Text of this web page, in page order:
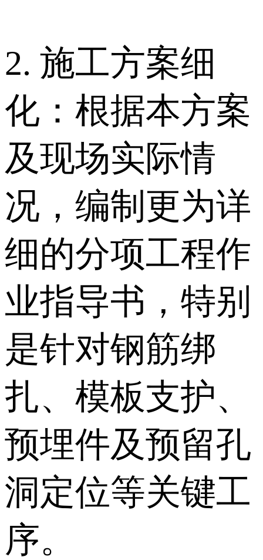
2. 施工方案细
化：根据本方案
及现场实际情
况，编制更为详
细的分项工程作
业指导书，特别
是针对钢筋绑
扎、模板支护、
预埋件及预留孔
洞定位等关键工
序。